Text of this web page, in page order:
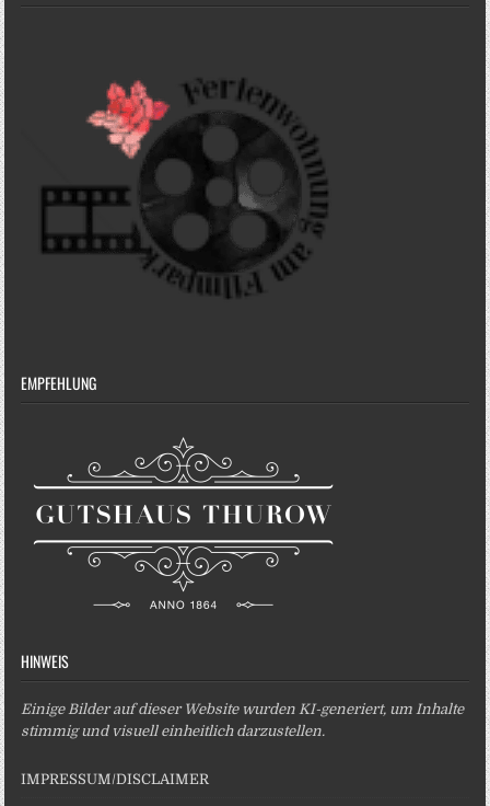
EMPFEHLUNG
HINWEIS
Einige Bilder auf dieser Website wurden KI-generiert, um Inhalte
stimmig und visuell einheitlich darzustellen.
IMPRESSUM/DISCLAIMER